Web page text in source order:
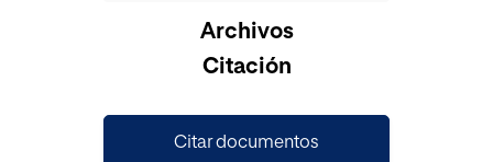
Archivos
Citación
Citar documentos